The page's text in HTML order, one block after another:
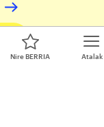
Atalak
Nire BERRIA